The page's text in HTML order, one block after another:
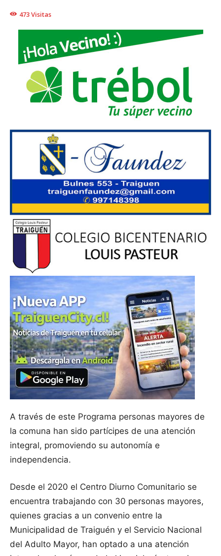
473Visitas
A través de este Programa personas mayores de
la comuna han sido partícipes de una atención
integral, promoviendo su autonomía e
independencia.
Desde el 2020 el Centro Diurno Comunitario se
encuentra trabajando con 30 personas mayores,
quienes gracias a un convenio entre la
Municipalidad de Traiguén y el Servicio Nacional
del Adulto Mayor, han optado a una atención